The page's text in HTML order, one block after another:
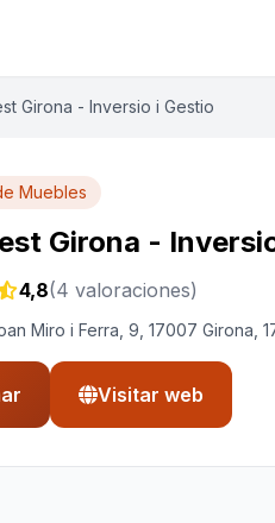
Girona - Inversio i Gestio
Muebles
Girona -
4,8(4 valoraciones)
Miro i Ferra, 9, 17007 Girona,
Visitar web